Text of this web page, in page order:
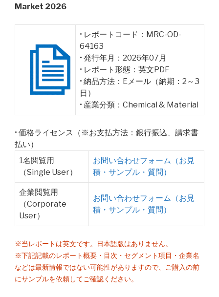
Market 2026
• レポートコード：MRC-OD-
64163
• 発行年月：2026年07月
• レポート形態：英文PDF
• 納品方法：Eメール（納期：2～3
日）
• 産業分類：Chemical & Material
• 価格ライセンス（※お支払方法：銀行振込、請求書
払い）
1名閲覧用
（Single User）
お問い合わせフォーム（お見
積・サンプル・質問）
企業閲覧用
（Corporate
User）
お問い合わせフォーム（お見
積・サンプル・質問）
※当レポートは英文です。日本語版はありません。
※下記記載のレポート概要・目次・セグメント項目・企業名
などは最新情報ではない可能性がありますので、ご購入の前
にサンプルを依頼してご確認ください。